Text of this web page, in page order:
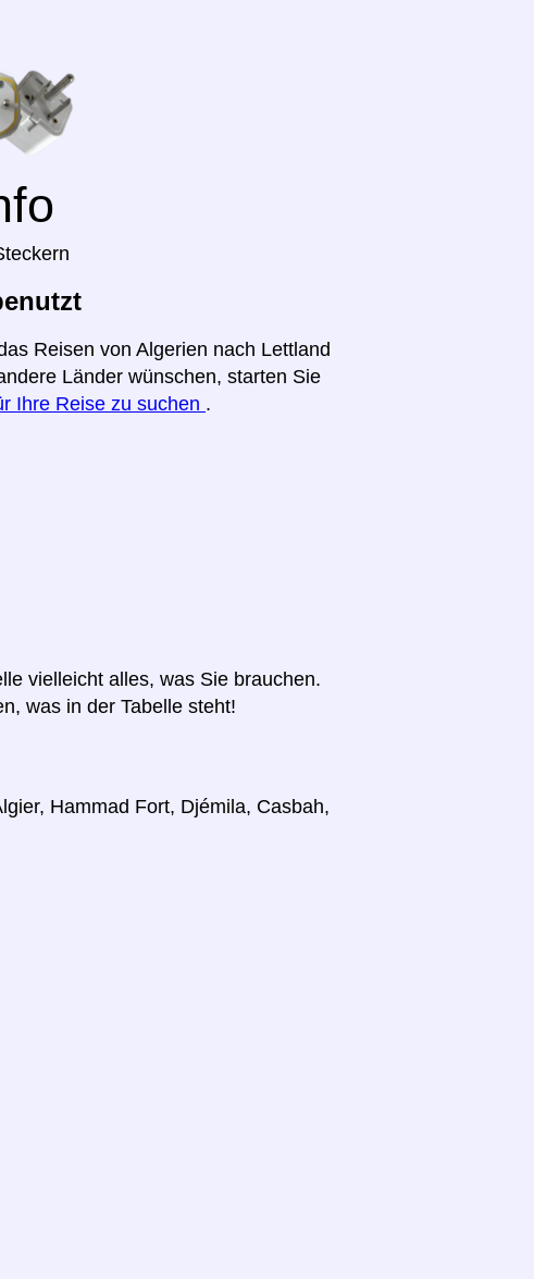
Reisen von Algerien nach Lettland
Länder wünschen, starten Sie
Ihre Reise zu suchen .
vielleicht alles, was Sie brauchen.
was in der Tabelle steht!
Hammad Fort, Djémila, Casbah,